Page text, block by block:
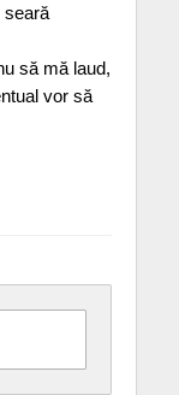
seară
să mă laud,
vor să